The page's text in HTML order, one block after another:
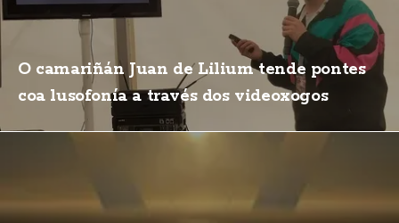
O camariñán Juan de Lilium tende pontes
coa lusofonía a través dos videoxogos